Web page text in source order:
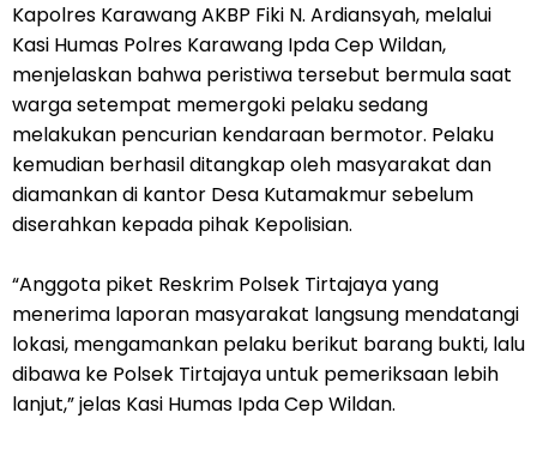
Kapolres Karawang AKBP Fiki N. Ardiansyah, melalui
Kasi Humas Polres Karawang Ipda Cep Wildan,
menjelaskan bahwa peristiwa tersebut bermula saat
warga setempat memergoki pelaku sedang
melakukan pencurian kendaraan bermotor. Pelaku
kemudian berhasil ditangkap oleh masyarakat dan
diamankan di kantor Desa Kutamakmur sebelum
diserahkan kepada pihak Kepolisian.
“Anggota piket Reskrim Polsek Tirtajaya yang
menerima laporan masyarakat langsung mendatangi
lokasi, mengamankan pelaku berikut barang bukti, lalu
dibawa ke Polsek Tirtajaya untuk pemeriksaan lebih
lanjut,” jelas Kasi Humas Ipda Cep Wildan.